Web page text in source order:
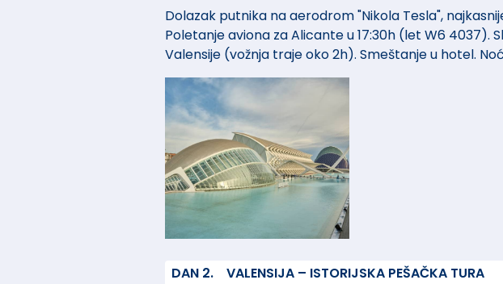
Dolazak putnika na aerodrom "Nikola Tesla",
Poletanje aviona za Alicante u 17:30h (let W6 4037).
Valensije (vožnja traje oko 2h). Smeštanje u hotel.
DAN 2.
VALENSIJA – ISTORIJSKA PEŠAČKA TURA